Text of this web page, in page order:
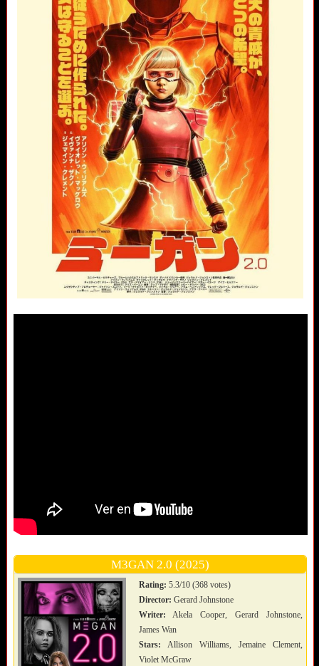
M3GAN 2.0 (2025)
Rating: 5.3/10 (368 votes)
Director: Gerard Johnstone
Writer: Akela Cooper, Gerard Johnstone,
James Wan
Stars: Allison Williams, Jemaine Clement,
Violet McGraw